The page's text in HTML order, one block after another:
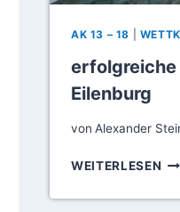
P
I
O
AK 13 – 18
erfolgreiche
Eilenburg
von Alexander
WEITERLESEN
F